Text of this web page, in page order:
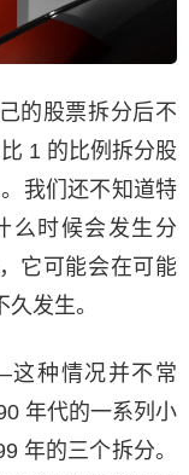
的股票拆分后不
1 的比例拆分股
我们还不知道特
么时候会发生分
它可能会在可能
发生。
种情况并不常
年代的一系列小
年的三个拆分。